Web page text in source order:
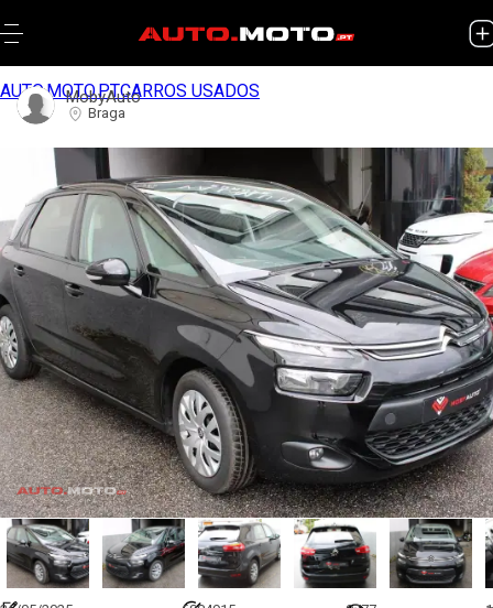
AUTO.MOTO.PTCARROS USADOS
MobyAuto
Braga